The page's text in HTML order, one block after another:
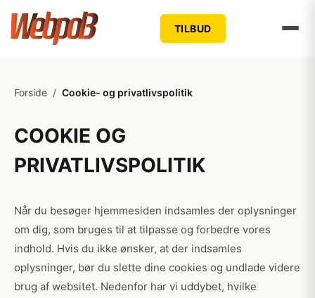
TILBUD
Forside / Cookie- og privatlivspolitik
COOKIE OG
PRIVATLIVSPOLITIK
Når du besøger hjemmesiden indsamles der oplysninger
om dig, som bruges til at tilpasse og forbedre vores
indhold. Hvis du ikke ønsker, at der indsamles
oplysninger, bør du slette dine cookies og undlade videre
brug af websitet. Nedenfor har vi uddybet, hvilke